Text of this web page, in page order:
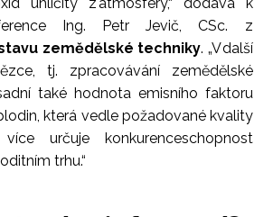
Ing. Petr Jevič, CSc. z
zemědělské techniky. „V další
tj. zpracovávání zemědělské
také hodnota emisního faktoru
která vedle požadované kvality
určuje konkurenceschopnost
trhu.“